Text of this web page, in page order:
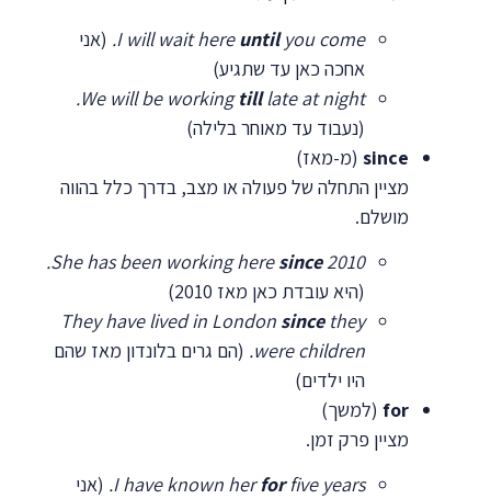
I will wait hereuntilyou come.
(אני
אחכה כאן עד שתגיע)
We will be workingtilllate at night.
(נעבוד עד מאוחר בלילה)
since (מ-מאז)
מציין התחלה של פעולה או מצב, בדרך כלל בהווה
מושלם.
She has been working heresince2010.
(היא עובדת כאן מאז 2010)
They have lived in London sincethey
were children. (הם גרים בלונדון מאז שהם
היו ילדים)
for (למשך)
מציין פרק זמן.
I have known herforfive years.
(אני